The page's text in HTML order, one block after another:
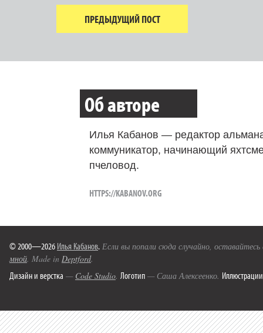
ПРЕДЫДУЩИЙ ПОСТ
Об авторе
Илья Кабанов — редактор
коммуникатор, начинающий
пчеловод.
HTTPS://KABANOV.ORG
© 2000—2026 Илья Кабанов. Если вы попали сюда случайно,
мной. Made in Deptford.
Дизайн и верстка — Code Studio. Логотип — Саша Алексеенко. Иллюстрации